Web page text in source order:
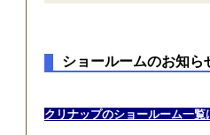
ショールームのお知ら
クリナップのショールーム一覧